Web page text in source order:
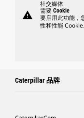
warning
社交媒体
需要 Cookie
要启用此功能，
性和性能 Cookie
Caterpillar 品牌